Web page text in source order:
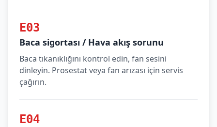
E03
Baca sigortası / Hava akış sorunu
Baca tıkanıklığını kontrol edin, fan sesini
dinleyin. Prosestat veya fan arızası için servis
çağırın.
E04